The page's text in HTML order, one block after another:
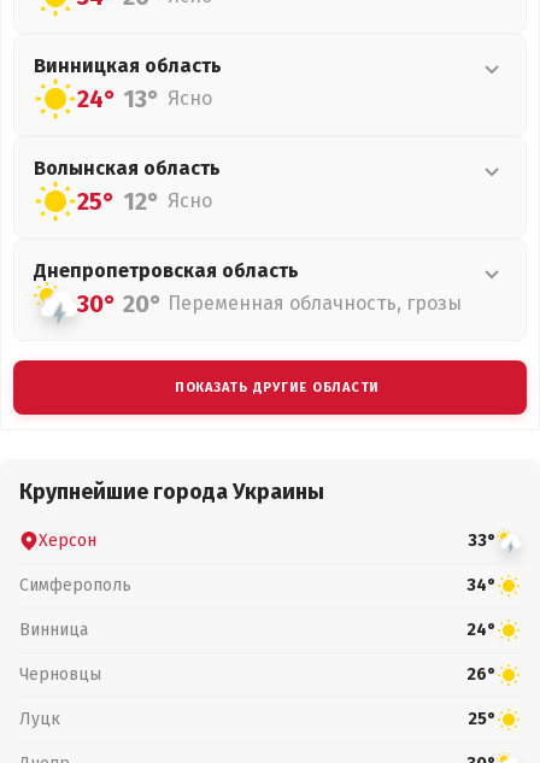
Винницкая область
24° 13° Ясно
Волынская область
25° 12° Ясно
Днепропетровская область
30° 20° Переменная облачность, грозы
ПОКАЗАТЬ ДРУГИЕ ОБЛАСТИ
Крупнейшие города Украины
Херсон 33°
Симферополь 34°
Винница 24°
Черновцы 26°
Луцк 25°